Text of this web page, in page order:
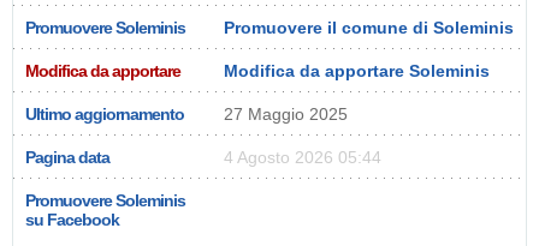
Promuovere Soleminis Promuovere il comune di Soleminis
Modifica da apportare Modifica da apportare Soleminis
Ultimo aggiornamento 27 Maggio 2025
Pagina data 4 Agosto 2026 05:44
Promuovere Soleminis
su Facebook